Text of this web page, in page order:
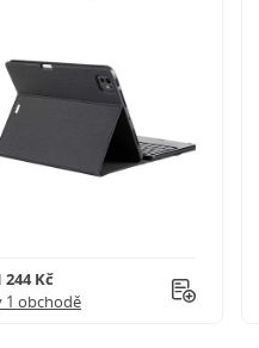
244 Kč
1 obchodě